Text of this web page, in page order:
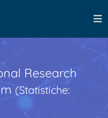
Research
(Statistiche: